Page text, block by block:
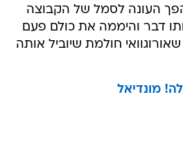
שהפך העונה לסמל של הקבוצה
דבר והיממה את כולם פעם
חולמת שיוביל אותה
מונדיאל